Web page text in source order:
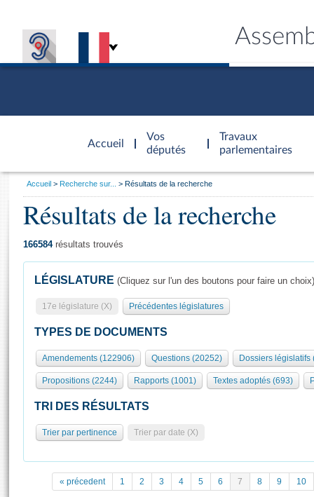
Accueil
d'accueil
Vos
députés
Travaux
parlementaires
Présidence
577 députés
Groupes politiques
Séance publique
Commissions et autres organes
Europe et International
Pétitions
Général
Rôle et pouvoirs de l'Assemblée
Organisation de l'Assemblée
Présidence Conférence des Présidents Bureau Collège des
Statistiques et chiffres clés
Documents de référence
( Constitution | Règlement de l'Assemblée ... )
Visiter l'Assemblée
Visite virtuelle du palais Bourbon
Assister à une séance
La Bibliothèque
Vous
Accueil Recherche sur... Résultats de la recherche
Résultats de la recherche
166584résultats trouvés
LÉGISLATURE (Cliquez sur l'un des boutons pour faire un choix)
17e législature (X) Précédentes législatures
TYPES DE DOCUMENTS
Amendements (122906) Questions (20252) Dossiers législatifs
Propositions (2244) Rapports (1001) Textes adoptés (693)
TRI DES RÉSULTATS
Trier par pertinence Trier par date (X)
« précedent 1 2 3 4 5 6 7 8 9 10